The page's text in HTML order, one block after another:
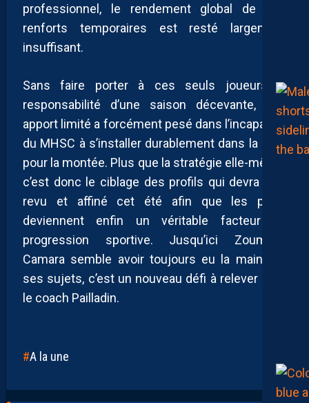
professionnel, le rendement global de ces
renforts temporaires est resté largement
insuffisant.
Sans faire porter à ces seuls joueurs la
responsabilité d’une saison décevante, leur
apport limité a forcément pesé dans l’incapacité
du MHSC à s’installer durablement dans la lutte
pour la montée. Plus que la stratégie elle-même,
c’est donc le ciblage des profils qui devra être
revu et affiné cet été afin que les prêts
deviennent enfin un véritable facteur de
progression sportive. Jusqu’ici Zoumana
Camara semble avoir toujours eu la main sur
ses sujets, c’est un nouveau défi à relever pour
le coach Pailladin.
A la une